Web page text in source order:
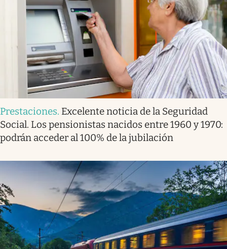
Prestaciones. Excelente noticia de la Seguridad
Social. Los pensionistas nacidos entre 1960 y 1970:
podrán acceder al 100% de la jubilación